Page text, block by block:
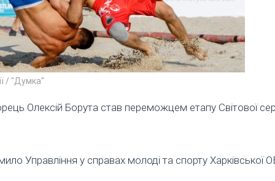
/ "Думка"
Олексій Борута став переможцем етапу Світової
Управління у справах молоді та спорту Харківської